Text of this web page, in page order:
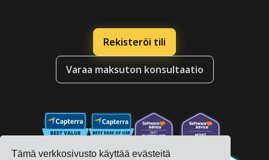
Tämä verkkosivusto käyttää evästeitä
Rekisteröi tili
Varaa maksuton konsultaatio